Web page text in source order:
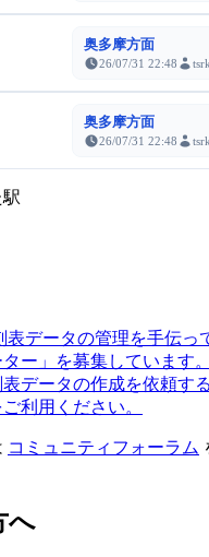
奥多摩方面
26/07/31 22:48
奥多摩方面
26/07/31 22:48
表データの管理を手伝っ
ー」を募集しています。
データの作成を依頼す
利用ください。
コミュニティフォーラム
へ